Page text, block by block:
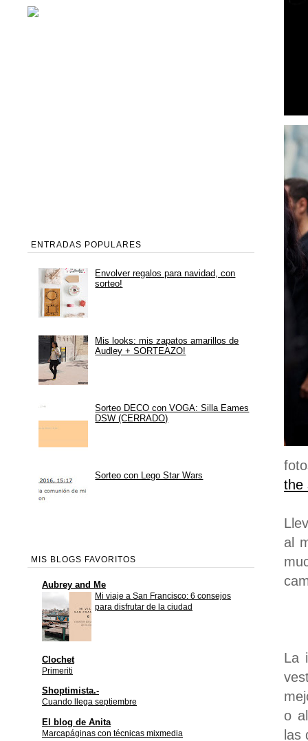
the
al
La
o
las
ENTRADAS POPULARES
Envolver regalos para navidad, con
sorteo!
Mis looks: mis zapatos amarillos de
Audley + SORTEAZO!
Sorteo DECO con VOGA: Silla Eames
DSW (CERRADO)
Sorteo con Lego Star Wars
MIS BLOGS FAVORITOS
Aubrey and Me
Mi viaje a San Francisco: 6 consejos
para disfrutar de la ciudad
Clochet
Primeriti
Shoptimista.-
Cuando llega septiembre
El blog de Anita
Marcapáginas con técnicas mixmedia